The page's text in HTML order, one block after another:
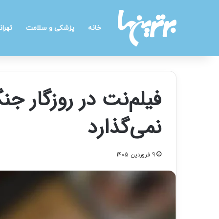
خانه پزشکی و سلامت
فیلم‌نت در روزگار
نمی‌گذارد
9 فروردین 1405